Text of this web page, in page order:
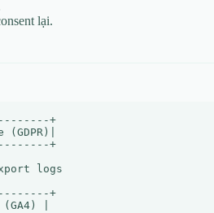
lại.
+
+
logs
+
|